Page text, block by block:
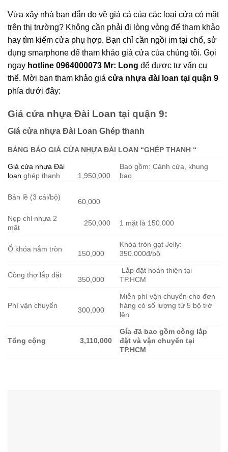
Vừa xây nhà bạn đắn đo về giá cả của các loại cửa có mặt
trên thị trường? Không cần phải đi lòng vòng để tham khảo
hay tìm kiếm cửa phụ hợp. Bạn chỉ cần ngồi im tại chổ, sử
dụng smarphone để tham khảo giá cửa của chúng tôi. Gọi
ngay hotline 0964000073 Mr: Long để được tư vấn cụ
thể. Mời bạn tham khảo giá cửa nhựa đài loan tại quận 9
phía dưới đây:
Giá cửa nhựa Đài Loan tại quận 9:
Giá cửa nhựa Đài Loan Ghép thanh
BẢNG BÁO GIÁ CỬA NHỰA ĐÀI LOAN “GHÉP THANH “
Giá cửa nhựa Đài
loan ghép thanh 1,950,000
Bao gồm: Cánh cửa, khung
bao
Bản lề (3 cái/bộ)
60,000
Nẹp chỉ nhựa 2
mặt
250,000 1 mặt là 150.000
Ổ khóa nắm tròn
150,000
Khóa tròn gạt Jelly:
350.000đ/bộ
Công thợ lắp đặt
350,000
Lắp đặt hoàn thiện tại
TP.HCM
Phí vận chuyển
300,000
Miễn phí vận chuyển cho đơn
hàng có số lượng từ 5 bộ trở
lên
Tổng cộng 3,110,000
Gía đã bao gồm công lắp
đặt và vận chuyển tại
TP.HCM